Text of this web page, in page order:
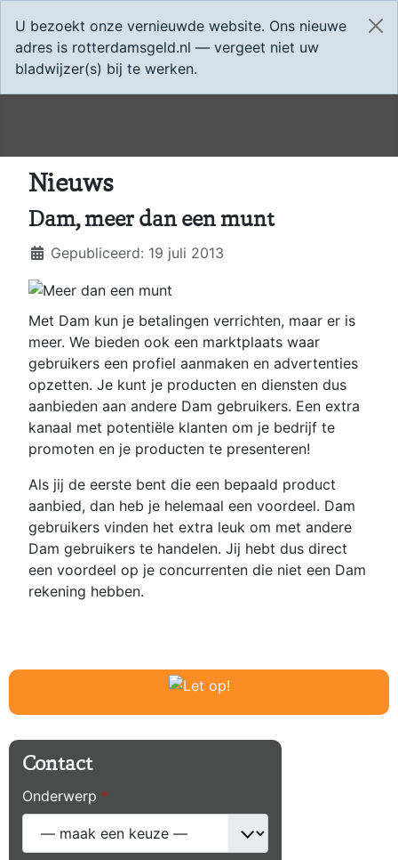
U bezoekt onze vernieuwde website. Ons nieuwe
adres is rotterdamsgeld.nl — vergeet niet uw
bladwijzer(s) bij te werken.
Nieuws
Dam, meer dan een munt
DetailsGepubliceerd: 19 juli 2013
Met Dam kun je betalingen verrichten, maar er is
meer. We bieden ook een marktplaats waar
gebruikers een profiel aanmaken en advertenties
opzetten. Je kunt je producten en diensten dus
aanbieden aan andere Dam gebruikers. Een extra
kanaal met potentiële klanten om je bedrijf te
promoten en je producten te presenteren!
Als jij de eerste bent die een bepaald product
aanbied, dan heb je helemaal een voordeel. Dam
gebruikers vinden het extra leuk om met andere
Dam gebruikers te handelen. Jij hebt dus direct
een voordeel op je concurrenten die niet een Dam
rekening hebben.
Contact
Onderwerp *